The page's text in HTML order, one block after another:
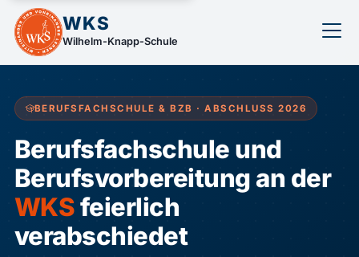
WKS
Wilhelm-Knapp-Schule
BERUFSFACHSCHULE & BZB · ABSCHLUSS 2026
Berufsfachschule und
Berufsvorbereitung an der
WKSfeierlich
verabschiedet